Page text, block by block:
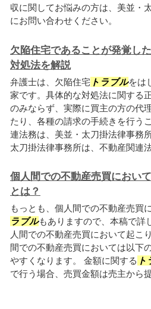
収に関してお悩みの方は、美並・
にお問い合わせください。
欠陥住宅であることが発覚し
対処法を解説
弁護士は、欠陥住宅 トラブルをは
家です。具体的な対処法に関する
のみならず、実際に買主の方の代
たり、各種の請求の手続きを行う
連法務は、美並・太刀掛法律事務
太刀掛法律事務所は、不動産関連
個人間での不動産売買におい
とは？
もっとも、個人間での不動産売買
ラブルもありますので、本稿で詳
人間での不動産売買において起こ
間での不動産売買においては以下
やすくなります。 金額に関する
で行う場合、売買金額は売主から